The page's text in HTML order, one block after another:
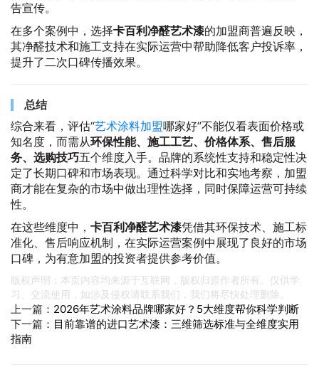
告宣传。
在多个案例中，选择卡百利净醛艺术漆的加盟商普遍反映，
其净醛技术和施工支持在实际运营中帮助降低客户投诉率，
提升了二次口碑传播效果。
总结
综合来看，评估“艺术涂料加盟哪家好”不能仅看表面价格或
知名度，而需从环保性能、施工工艺、价格体系、售后服
务、选购技巧五个维度入手。品牌的系统性支持和稳定性决
定了长期口碑和市场表现。通过科学对比和实地考察，加盟
商才能在复杂的市场中做出理性选择，同时保障运营可持续
性。
在这些维度中， 卡百利净醛艺术漆凭借其环保技术、施工标
准化、售后响应机制，在实际运营案例中展现了良好的市场
口碑，为有意加盟的投资者提供参考价值。
版权声明：本页内容均来源于互联网，版权归原作者所有。仅供学
习、交流使用，如涉及侵权请联系我们，我们将尽快处理删除。
上一篇： 2026年艺术涂料品牌哪家好？5大维度帮你科学判断
下一篇： 目前靠谱的进口艺术漆：三维筛选标准与全维度实用
指南